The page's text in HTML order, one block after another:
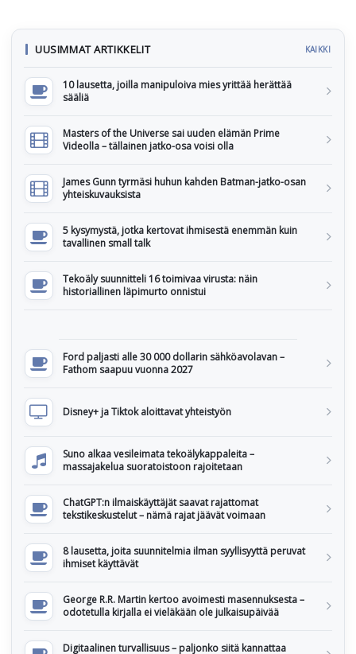
UUSIMMAT ARTIKKELIT KAIKKI
10 lausetta, joilla manipuloiva mies yrittää herättää
sääliä
Masters of the Universe sai uuden elämän Prime
Videolla – tällainen jatko-osa voisi olla
James Gunn tyrmäsi huhun kahden Batman-jatko-osan
yhteiskuvauksista
5 kysymystä, jotka kertovat ihmisestä enemmän kuin
tavallinen small talk
Tekoäly suunnitteli 16 toimivaa virusta: näin
historiallinen läpimurto onnistui
Ford paljasti alle 30 000 dollarin sähköavolavan –
Fathom saapuu vuonna 2027
Disney+ ja Tiktok aloittavat yhteistyön
Suno alkaa vesileimata tekoälykappaleita –
massajakelua suoratoistoon rajoitetaan
ChatGPT:n ilmaiskäyttäjät saavat rajattomat
tekstikeskustelut – nämä rajat jäävät voimaan
8 lausetta, joita suunnitelmia ilman syyllisyyttä peruvat
ihmiset käyttävät
George R.R. Martin kertoo avoimesti masennuksesta –
odotetulla kirjalla ei vieläkään ole julkaisupäivää
Digitaalinen turvallisuus – paljonko siitä kannattaa